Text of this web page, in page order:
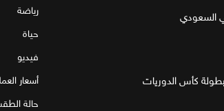
السعودي
كأس الدوريات
رياضة
حياة
فيديو
أسعار
حالة